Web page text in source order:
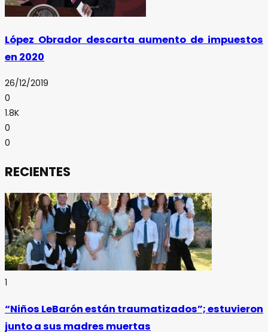
López Obrador descarta aumento de impuestos
en 2020
26/12/2019
0
1.8K
0
0
RECIENTES
1
“Niños LeBarón están traumatizados”; estuvieron
junto a sus madres muertas